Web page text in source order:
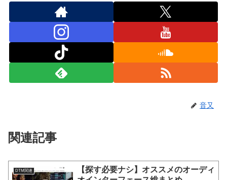
音又
関連記事
DTM関連
【探す必要ナシ】オススメのオーディ